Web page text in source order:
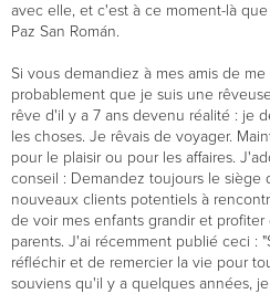
avec elle, et c'est à ce moment-là
Paz San Román.
Si vous demandiez à mes amis de
probablement que je suis une
rêve d'il y a 7 ans devenu réalité : je
les choses. Je rêvais de voyager.
pour le plaisir ou pour les affaires.
conseil : Demandez toujours le siège
nouveaux clients potentiels à
de voir mes enfants grandir et
parents. J'ai récemment publié ceci :
réfléchir et de remercier la vie pour
souviens qu'il y a quelques années,